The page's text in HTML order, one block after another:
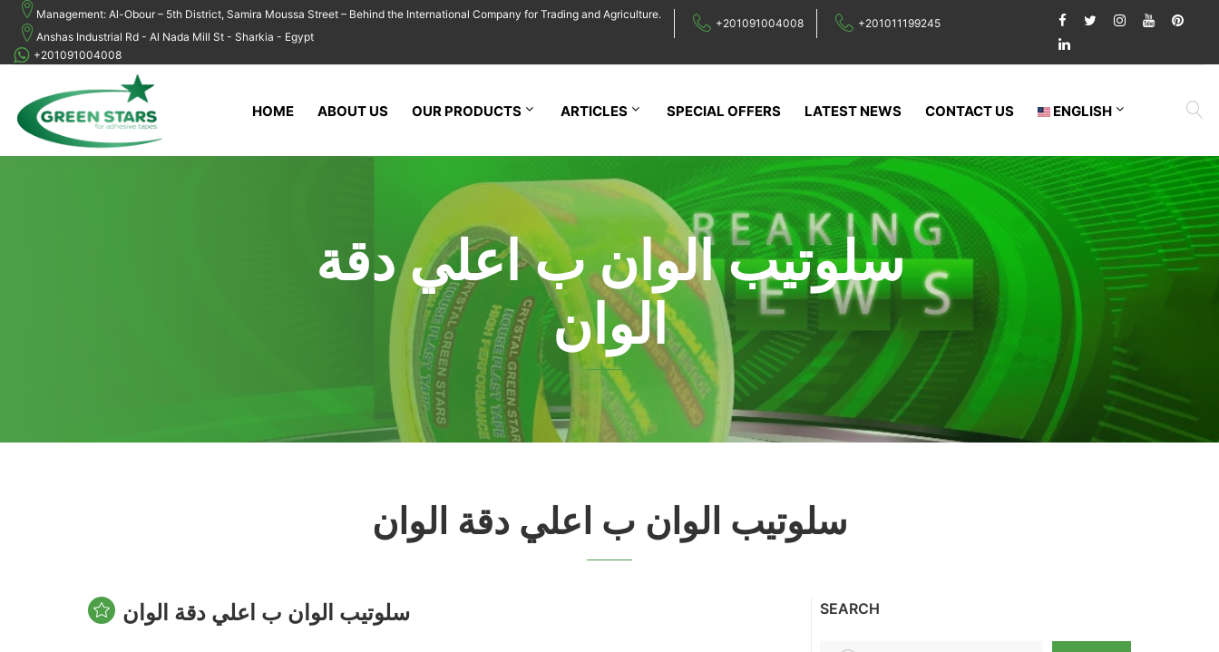
Management: Al-Obour – 5th District, Samira Moussa Street – Behind the International Company for Trading and Agriculture.
Anshas Industrial Rd - Al Nada Mill St - Sharkia - Egypt
+201091004008 +201011199245
+201091004008
HOME ABOUT US OUR PRODUCTS ARTICLES SPECIAL OFFERS LATEST NEWS CONTACT US ENGLISH
سلوتيب الوان ب اعلي دقة
الوان
سلوتيب الوان ب اعلي دقة الوان
سلوتيب الوان ب اعلي دقة الوان SEARCH